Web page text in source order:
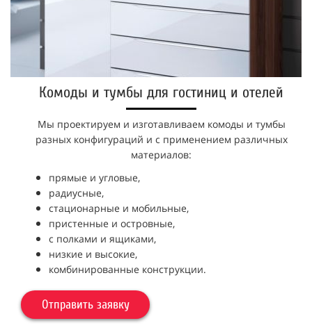
Комоды и тумбы для гостиниц и отелей
Мы проектируем и изготавливаем комоды и тумбы
разных конфигураций и с применением различных
материалов:
прямые и угловые,
радиусные,
стационарные и мобильные,
пристенные и островные,
с полками и ящиками,
низкие и высокие,
комбинированные конструкции.
Отправить заявку